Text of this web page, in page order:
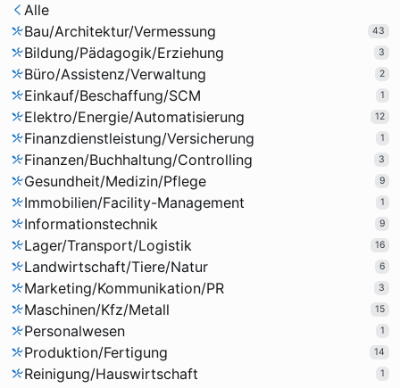
Alle
Bau/Architektur/Vermessung
43
Bildung/Pädagogik/Erziehung 3
Büro/Assistenz/Verwaltung 2
Einkauf/Beschaffung/SCM 1
Elektro/Energie/Automatisierung 12
Finanzdienstleistung/Versicherung 1
Finanzen/Buchhaltung/Controlling 3
Gesundheit/Medizin/Pflege 9
Immobilien/Facility-Management 1
Informationstechnik 9
Lager/Transport/Logistik 16
Landwirtschaft/Tiere/Natur 6
Marketing/Kommunikation/PR 3
Maschinen/Kfz/Metall 15
Personalwesen 1
Produktion/Fertigung 14
Reinigung/Hauswirtschaft 1